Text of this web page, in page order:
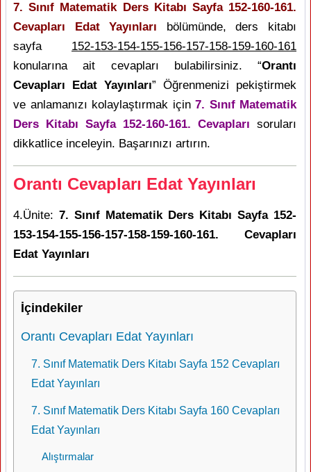
7. Sınıf Matematik Ders Kitabı Sayfa 152-160-161.
Cevapları Edat Yayınları bölümünde, ders kitabı
sayfa 152-153-154-155-156-157-158-159-160-161
konularına ait cevapları bulabilirsiniz. “Orantı
Cevapları Edat Yayınları” Öğrenmenizi pekiştirmek
ve anlamanızı kolaylaştırmak için 7. Sınıf Matematik
Ders Kitabı Sayfa 152-160-161. Cevapları soruları
dikkatlice inceleyin. Başarınızı artırın.
Orantı Cevapları Edat Yayınları
4.Ünite: 7. Sınıf Matematik Ders Kitabı Sayfa 152-
153-154-155-156-157-158-159-160-161. Cevapları
Edat Yayınları
İçindekiler
Orantı Cevapları Edat Yayınları
7. Sınıf Matematik Ders Kitabı Sayfa 152 Cevapları
Edat Yayınları
7. Sınıf Matematik Ders Kitabı Sayfa 160 Cevapları
Edat Yayınları
Alıştırmalar